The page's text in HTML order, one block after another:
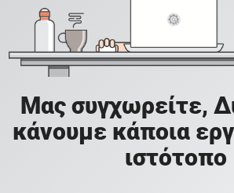
Μας συγχωρείτε,
κάνουμε κάποια
ιστότοπο